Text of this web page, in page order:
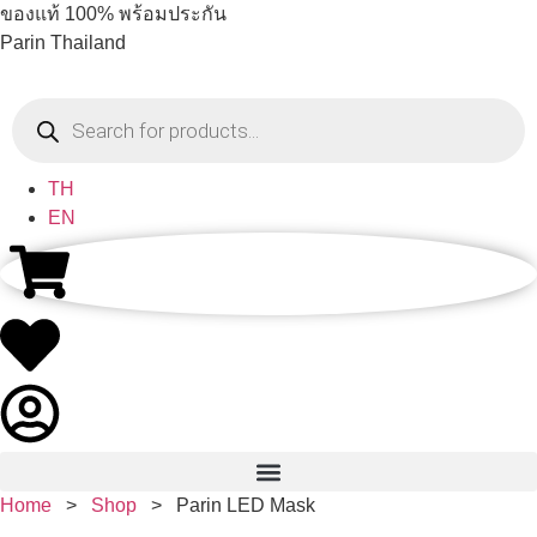
ของแท้ 100% พร้อมประกัน
Parin Thailand
TH
EN
Home > Shop > Parin LED Mask